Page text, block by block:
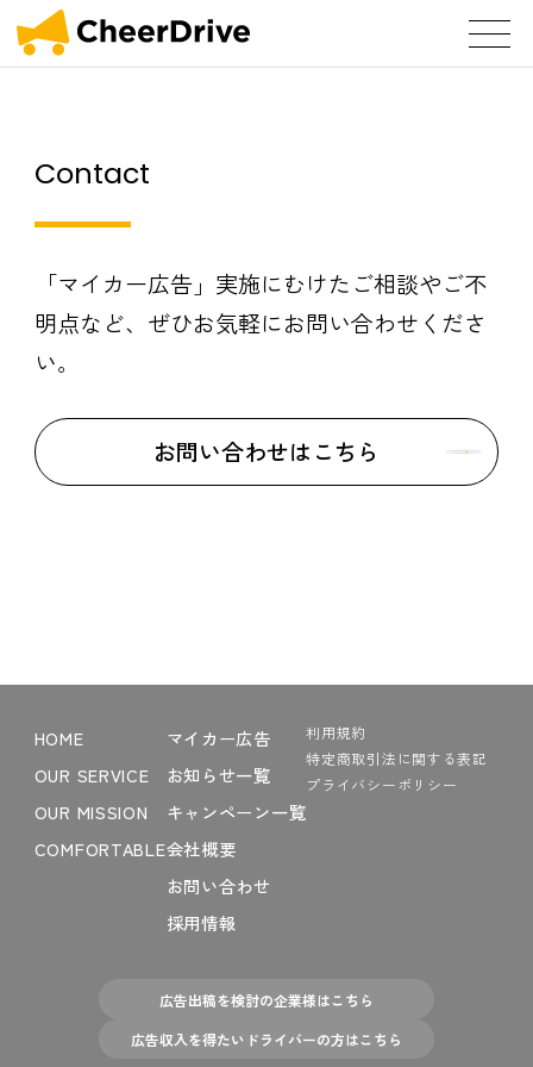
Contact
「マイカー広告」実施にむけたご相談やご不
明点など、ぜひお気軽にお問い合わせくださ
い。
お問い合わせはこちら
HOME
OUR SERVICE
OUR MISSION
COMFORTABLE
マイカー広告
お知らせ一覧
キャンペーン一覧
会社概要
お問い合わせ
採用情報
利用規約
特定商取引法に関する表記
プライバシーポリシー
広告出稿を検討の企業様はこちら
広告収入を得たいドライバーの方はこちら